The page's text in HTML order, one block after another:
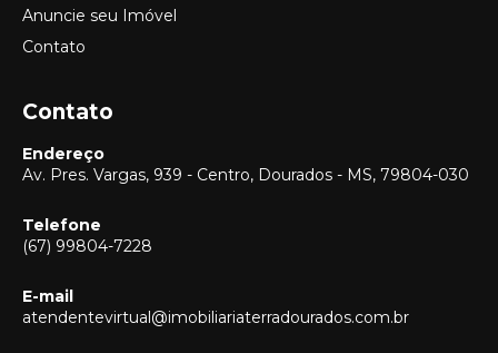
Anuncie seu Imóvel
Contato
Contato
Endereço
Av. Pres. Vargas, 939 - Centro, Dourados - MS, 79804-030
Telefone
(67) 99804-7228
E-mail
atendentevirtual@imobiliariaterradourados.com.br
Vendas
(67) 99804-7228